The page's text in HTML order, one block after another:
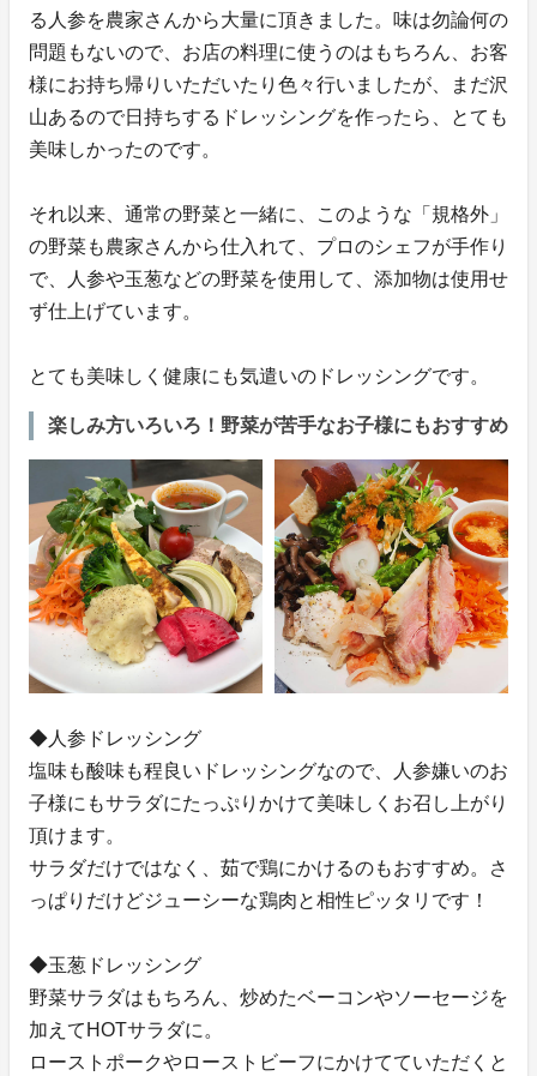
る人参を農家さんから大量に頂きました。味は勿論何の
問題もないので、お店の料理に使うのはもちろん、お客
様にお持ち帰りいただいたり色々行いましたが、まだ沢
山あるので日持ちするドレッシングを作ったら、とても
美味しかったのです。
それ以来、通常の野菜と一緒に、このような「規格外」
の野菜も農家さんから仕入れて、プロのシェフが手作り
で、人参や玉葱などの野菜を使用して、添加物は使用せ
ず仕上げています。
とても美味しく健康にも気遣いのドレッシングです。
楽しみ方いろいろ！野菜が苦手なお子様にもおすすめ
◆人参ドレッシング
塩味も酸味も程良いドレッシングなので、人参嫌いのお
子様にもサラダにたっぷりかけて美味しくお召し上がり
頂けます。
サラダだけではなく、茹で鶏にかけるのもおすすめ。さ
っぱりだけどジューシーな鶏肉と相性ピッタリです！
◆玉葱ドレッシング
野菜サラダはもちろん、炒めたベーコンやソーセージを
加えてHOTサラダに。
ローストポークやローストビーフにかけてていただくと